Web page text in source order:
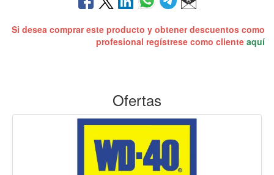
Si desea comprar este producto y obtener descuentos como
profesional regístrese como cliente aquí
Ofertas